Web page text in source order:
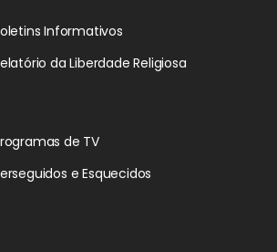
Informativos
da Liberdade Religiosa
de TV
e Esquecidos